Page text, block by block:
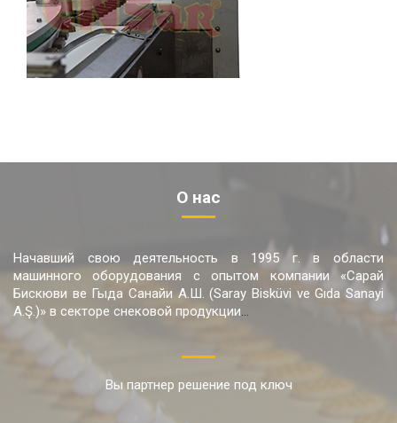
О нас
Начавший свою деятельность в 1995 г. в области
машинного оборудования с опытом компании «Сарай
Бискюви ве Гыда Санайи А.Ш. (Saray Bisküvi ve Gıda Sanayi
A.Ş.)» в секторе снековой продукции...
Вы партнер решение под ключ